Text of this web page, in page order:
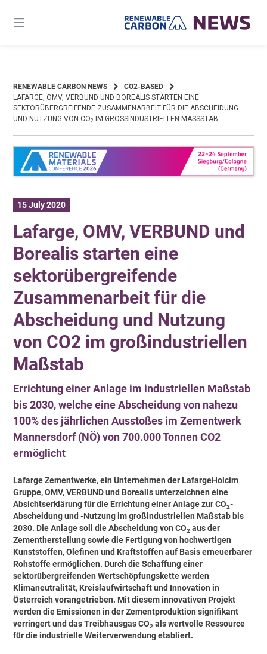
content
RENEWABLE CARBON NEWS
CO2-BASED
LAFARGE, OMV, VERBUND UND BOREALIS STARTEN EINE
SEKTORÜBERGREIFENDE ZUSAMMENARBEIT FÜR DIE ABSCHEIDUNG
UND NUTZUNG VON CO2 IM GROSSINDUSTRIELLEN MASSSTAB
15 July 2020
Lafarge, OMV, VERBUND und
Borealis starten eine
sektorübergreifende
Zusammenarbeit für die
Abscheidung und Nutzung
von CO2 im großindustriellen
Maßstab
Errichtung einer Anlage im industriellen Maßstab
bis 2030, welche eine Abscheidung von nahezu
100% des jährlichen Ausstoßes im Zementwerk
Mannersdorf (NÖ) von 700.000 Tonnen CO2
ermöglicht
Lafarge Zementwerke, ein Unternehmen der LafargeHolcim
Gruppe, OMV, VERBUND und Borealis unterzeichnen eine
Absichtserklärung für die Errichtung einer Anlage zur CO2-
Abscheidung und -Nutzung im großindustriellen Maßstab bis
2030. Die Anlage soll die Abscheidung von CO2 aus der
Zementherstellung sowie die Fertigung von hochwertigen
Kunststoffen, Olefinen und Kraftstoffen auf Basis erneuerbarer
Rohstoffe ermöglichen. Durch die Schaffung einer
sektorübergreifenden Wertschöpfungskette werden
Klimaneutralität, Kreislaufwirtschaft und Innovation in
Österreich vorangetrieben. Mit diesem innovativen Projekt
werden die Emissionen in der Zementproduktion signifikant
verringert und das Treibhausgas CO2 als wertvolle Ressource
für die industrielle Weiterverwendung etabliert.